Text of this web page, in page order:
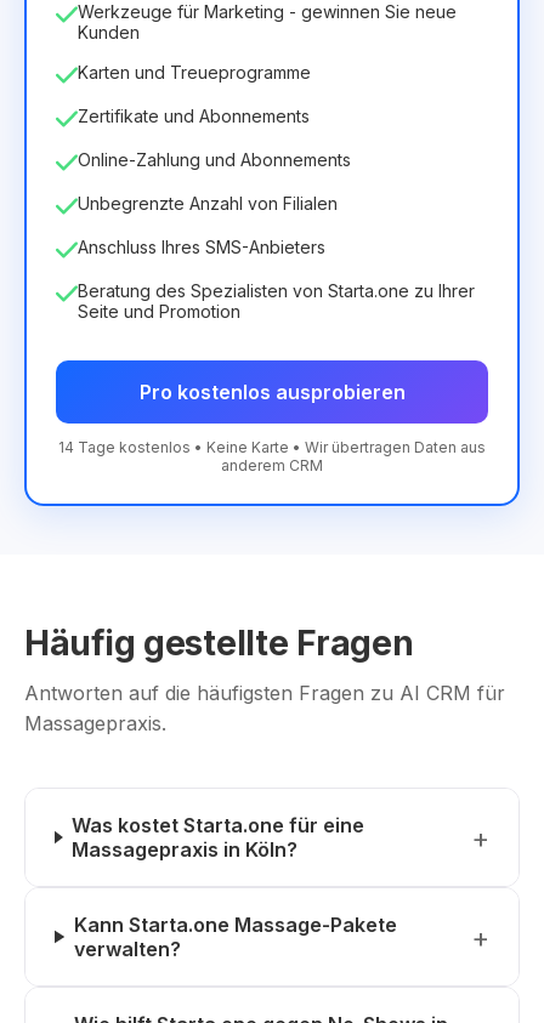
Werkzeuge für Marketing - gewinnen Sie neue
Kunden
Karten und Treueprogramme
Zertifikate und Abonnements
Online-Zahlung und Abonnements
Unbegrenzte Anzahl von Filialen
Anschluss Ihres SMS-Anbieters
Beratung des Spezialisten von Starta.one zu Ihrer
Seite und Promotion
Pro kostenlos ausprobieren
14 Tage kostenlos • Keine Karte • Wir übertragen Daten aus
anderem CRM
Häufig gestellte Fragen
Antworten auf die häufigsten Fragen zu AI CRM für
Massagepraxis.
Was kostet Starta.one für eine
Massagepraxis in Köln?
Kann Starta.one Massage-Pakete
verwalten?